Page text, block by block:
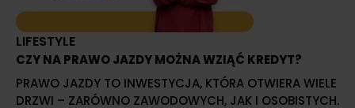
LIFESTYLE
CZY NA PRAWO JAZDY MOŻNA WZIĄĆ KREDYT?
PRAWO JAZDY TO INWESTYCJA, KTÓRA OTWIERA WIELE
DRZWI – ZARÓWNO ZAWODOWYCH, JAK I OSOBISTYCH.